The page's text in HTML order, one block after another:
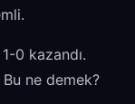
0 kazandı.
ne demek?